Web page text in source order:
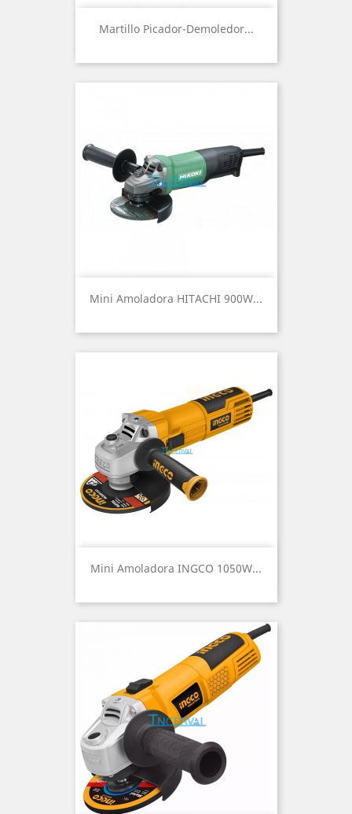
Martillo Picador-Demoledor...
Mini Amoladora HITACHI 900W...
Mini Amoladora INGCO 1050W...